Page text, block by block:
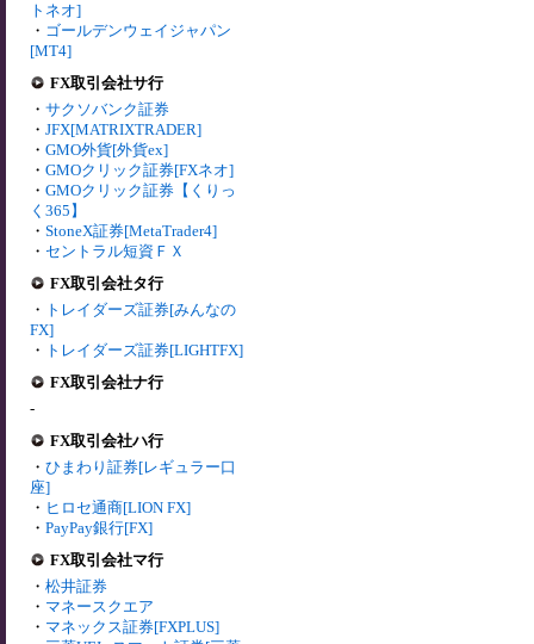
トネオ]
・ ゴールデンウェイジャパン
[MT4]
FX取引会社サ行
・ サクソバンク証券
・ JFX[MATRIXTRADER]
・ GMO外貨[外貨ex]
・ GMOクリック証券[FXネオ]
・ GMOクリック証券【くりっ
く365】
・ StoneX証券[MetaTrader4]
・ セントラル短資ＦＸ
FX取引会社タ行
・ トレイダーズ証券[みんなの
FX]
・ トレイダーズ証券[LIGHTFX]
FX取引会社ナ行
-
FX取引会社ハ行
・ ひまわり証券[レギュラー口
座]
・ ヒロセ通商[LION FX]
・ PayPay銀行[FX]
FX取引会社マ行
・ 松井証券
・ マネースクエア
・ マネックス証券[FXPLUS]